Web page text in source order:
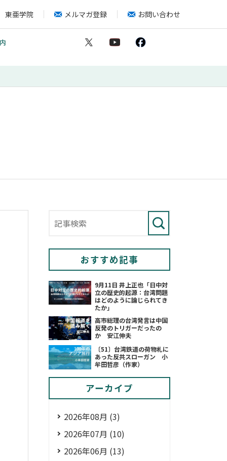
東亜学院 メルマガ登録 お問い合わせ
おすすめ記事
9月11日 井上正也「日中対
立の歴史的起源：台湾問題
はどのように論じられてき
たか」
高市総理の台湾発言は中国
反発のトリガーだったの
か 安江伸夫
〔51〕台湾鉄道の荷物札に
あった反共スローガン 小
牟田哲彦（作家）
アーカイブ
2026年08月 (3)
2026年07月 (10)
2026年06月 (13)